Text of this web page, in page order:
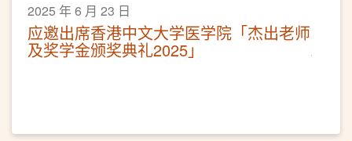
2025 年 6 月 23 日
应邀出席香港中文大学医学院「杰出老师
及奖学金颁奖典礼2025」